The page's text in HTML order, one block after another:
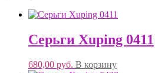
Серьги Xuping 0411
680,00 руб. В корзину